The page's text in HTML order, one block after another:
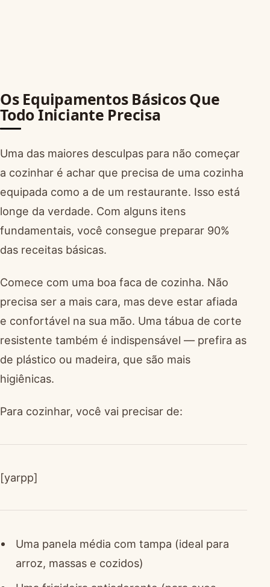
Os Equipamentos Básicos Que
Todo Iniciante Precisa
Uma das maiores desculpas para não começar
a cozinhar é achar que precisa de uma cozinha
equipada como a de um restaurante. Isso está
longe da verdade. Com alguns itens
fundamentais, você consegue preparar 90%
das receitas básicas.
Comece com uma boa faca de cozinha. Não
precisa ser a mais cara, mas deve estar afiada
e confortável na sua mão. Uma tábua de corte
resistente também é indispensável — prefira as
de plástico ou madeira, que são mais
higiênicas.
Para cozinhar, você vai precisar de:
[yarpp]
Uma panela média com tampa (ideal para
arroz, massas e cozidos)